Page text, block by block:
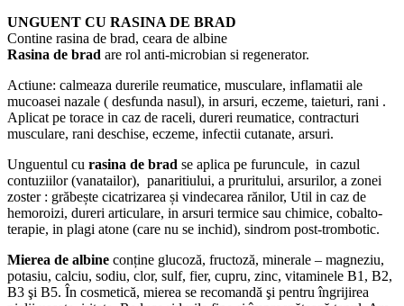
UNGUENT CU RASINA DE BRAD
Contine rasina de brad, ceara de albine
Rasina de brad are rol anti-microbian si regenerator.
Actiune: calmeaza durerile reumatice, musculare, inflamatii ale
mucoasei nazale ( desfunda nasul), in arsuri, eczeme, taieturi, rani .
Aplicat pe torace in caz de raceli, dureri reumatice, contracturi
musculare, rani deschise, eczeme, infectii cutanate, arsuri.
Unguentul cu rasina de brad se aplica pe furuncule, in cazul
contuziilor (vanatailor), panaritiului, a pruritului, arsurilor, a zonei
zoster : grăbește cicatrizarea și vindecarea rănilor, Util in caz de
hemoroizi, dureri articulare, in arsuri termice sau chimice, cobalto-
terapie, in plagi atone (care nu se inchid), sindrom post-trombotic.
Mierea de albine conține glucoză, fructoză, minerale – magneziu,
potasiu, calciu, sodiu, clor, sulf, fier, cupru, zinc, vitaminele B1, B2,
B3 şi B5. În cosmetică, mierea se recomandă şi pentru îngrijirea